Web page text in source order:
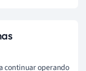
continuar operando